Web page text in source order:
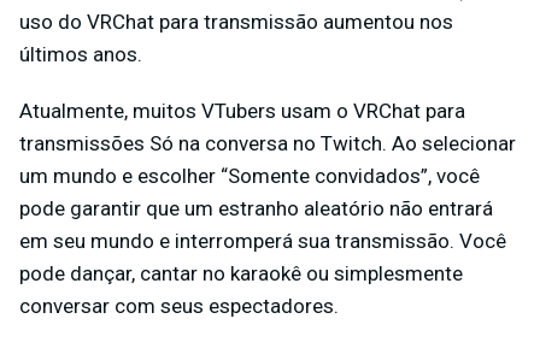
uso do VRChat para transmissão aumentou nos
últimos anos.
Atualmente, muitos VTubers usam o VRChat para
transmissões Só na conversa no Twitch. Ao selecionar
um mundo e escolher “Somente convidados”, você
pode garantir que um estranho aleatório não entrará
em seu mundo e interromperá sua transmissão. Você
pode dançar, cantar no karaokê ou simplesmente
conversar com seus espectadores.